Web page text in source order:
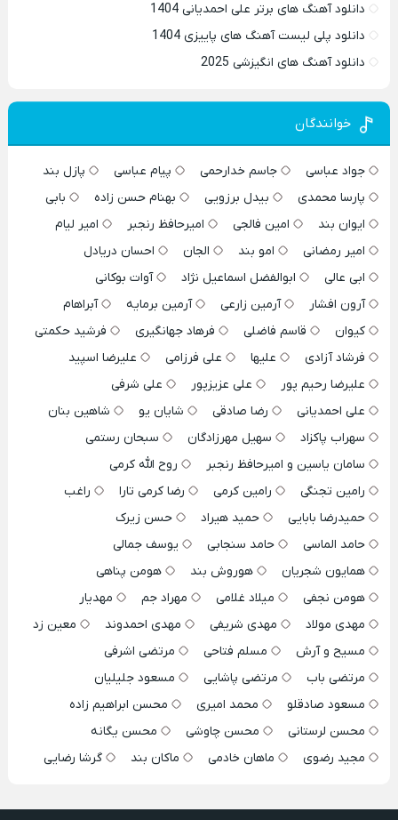
دانلود آهنگ های برتر علی احمدیانی 1404
دانلود پلی لیست آهنگ های پاییزی 1404
دانلود آهنگ های انگیزشی 2025
خوانندگان
جواد عباسی جاسم خدارحمی پیام عباسی
پازل بند
پارسا محمدی
بیدل برزویی بهنام حسن زاده
بابی
ایوان بند
امین فالجی امیرحافظ رنجبر
امیر لیام
امیر رمضانی
امو بند الجان
احسان دریادل
ابی عالی
ابوالفضل اسماعیل نژاد
آوات بوکانی
آرون افشار
آرمین زارعی آرمین برمایه
آبراهام
کیوان
قاسم فاضلی فرهاد جهانگیری
فرشید حکمتی
فرشاد آزادی
علیها علی فرزامی
علیرضا اسپید
علیرضا رحیم پور
علی عزیزپور
علی شرفی
علی احمدیانی
رضا صادقی شایان یو
شاهین بنان
سهراب پاکزاد
سهیل مهرزادگان
سبحان رستمی
سامان یاسین و امیرحافظ رنجبر
روح الله کرمی
رامین تجنگی
رامین کرمی رضا کرمی تارا
راغب
حمیدرضا بابایی
حمید هیراد
حسن زیرک
حامد الماسی
حامد سنجابی
یوسف جمالی
همایون شجریان
هوروش بند
هومن پناهی
هومن نجفی
میلاد غلامی مهراد جم
مهدیار
مهدی مولاد
مهدی شریفی مهدی احمدوند
معین زد
مسیح و آرش
مسلم فتاحی
مرتضی اشرفی
مرتضی باب
مرتضی پاشایی
مسعود جلیلیان
مسعود صادقلو
محمد امیری
محسن ابراهیم زاده
محسن لرستانی
محسن چاوشی
محسن یگانه
مجید رضوی
ماهان خادمی ماکان بند گرشا رضایی